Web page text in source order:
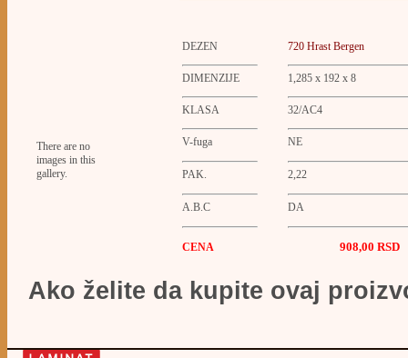
There are no
images in this
gallery.
DEZEN 720 Hrast Bergen
DIMENZIJE 1,285 x 192 x 8
KLASA 32/AC4
V-fuga NE
PAK. 2,22
A.B.C DA
CENA 908,00 RSD
Ako želite da kupite ovaj